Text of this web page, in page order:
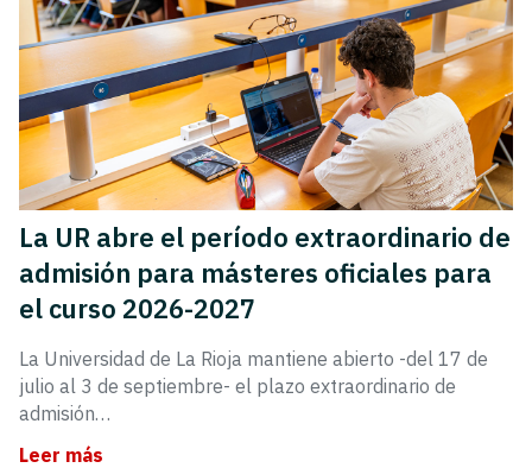
La UR abre el período extraordinario de
admisión para másteres oficiales para
el curso 2026-2027
La Universidad de La Rioja mantiene abierto -del 17 de
julio al 3 de septiembre- el plazo extraordinario de
admisión…
Leer más